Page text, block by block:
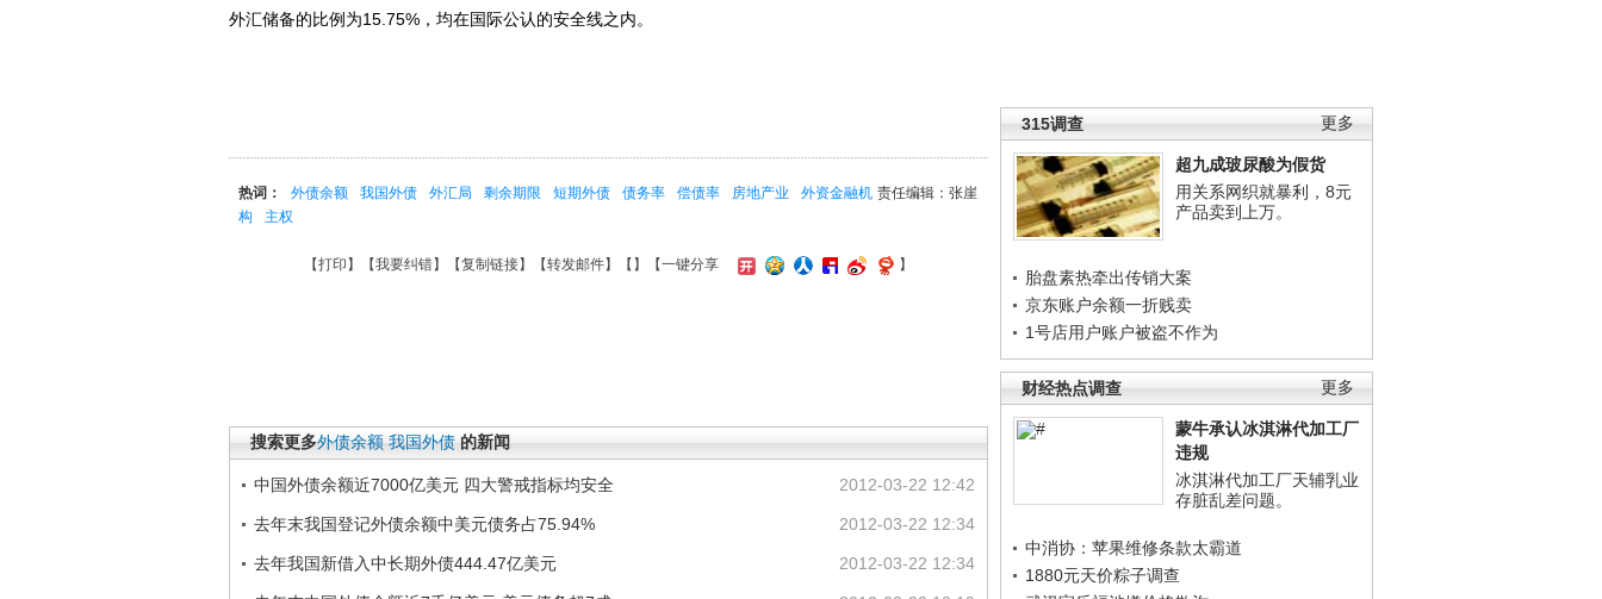
更多
315调查
超九成玻尿酸为假货
用关系网织就暴利，8元
产品卖到上万。
胎盘素热牵出传销大案
京东账户余额一折贱卖
1号店用户账户被盗不作为
更多
财经热点调查
蒙牛承认冰淇淋代加工厂
违规
冰淇淋代加工厂天辅乳业
存脏乱差问题。
中消协：苹果维修条款太霸道
1880元天价粽子调查
外汇储备的比例为15.75%，均在国际公认的安全线之内。
责任编辑：张崖
热词： 外债余额 我国外债 外汇局 剩余期限 短期外债 债务率 偿债率 房地产业
外资金融机
构
主权
【打印 】【我要纠错】【复制链接】【转发邮件】【 】 【一键分享 】
搜索更多外债余额 我国外债 的新闻
2012-03-22 12:42
中国外债余额近7000亿美元 四大警戒指标均安全
2012-03-22 12:34
去年末我国登记外债余额中美元债务占75.94%
2012-03-22 12:34
去年我国新借入中长期外债444.47亿美元